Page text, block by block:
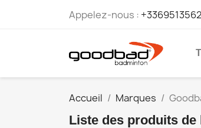
Appelez-nous :
Accueil Marques
Liste des produits de